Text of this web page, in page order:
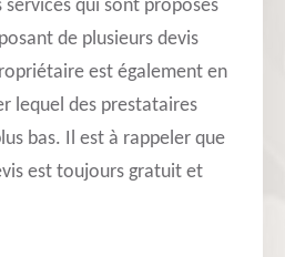
qui sont proposés
de plusieurs devis
est également en
lequel des prestataires
bas. Il est à rappeler que
est toujours gratuit et